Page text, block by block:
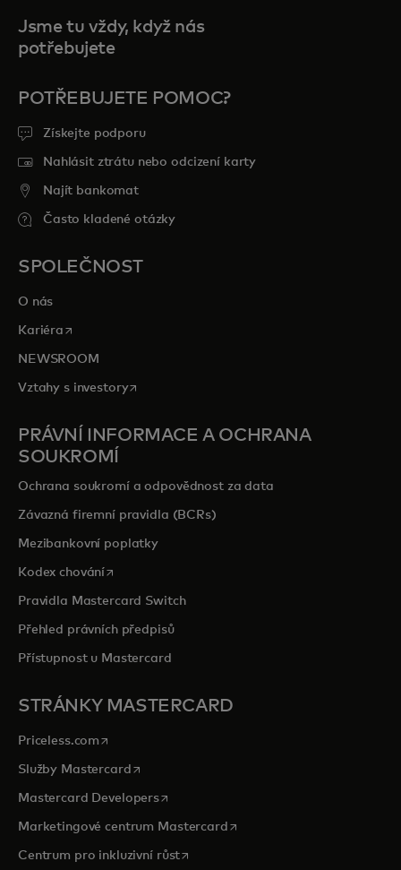
Jsme tu vždy, když nás
potřebujete
POTŘEBUJETE POMOC?
Získejte podporu
Nahlásit ztrátu nebo odcizení karty
Najít bankomat
Často kladené otázky
SPOLEČNOST
O nás
Kariéra opens in a new tab
NEWSROOM
Vztahy s investoryopens in a new tab
PRÁVNÍ INFORMACE A OCHRANA
SOUKROMÍ
Ochrana soukromí a odpovědnost za data
Závazná firemní pravidla (BCRs)
Mezibankovní poplatky
Kodex chováníopens in a new tab
Pravidla Mastercard Switch
Přehled právních předpisů
Přístupnost u Mastercard
STRÁNKY MASTERCARD
Priceless.com opens in a new tab
Služby Mastercardopens in a new tab
Mastercard Developersopens in a new tab
Marketingové centrum Mastercardopens in a new tab
Centrum pro inkluzivní růstopens in a new tab